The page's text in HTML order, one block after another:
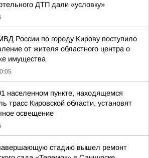
ДТП дали «условку»
России по городу Кирову поступило
от жителя областного центра о
имущества
населенном пункте, находящемся
трасс Кировской области, установят
освещение
стадию вышел ремонт